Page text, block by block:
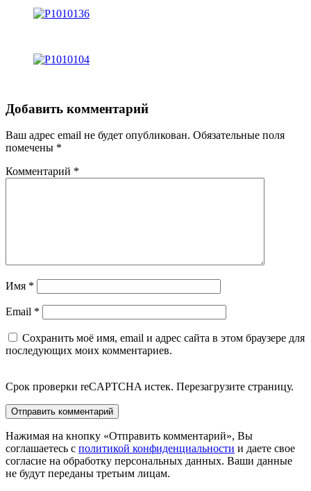
Добавить комментарий
Ваш адрес email не будет опубликован. Обязательные поля
помечены *
Комментарий *
Имя *
Email *
Сохранить моё имя, email и адрес сайта в этом браузере для
последующих моих комментариев.
Срок проверки reCAPTCHA истек. Перезагрузите страницу.
Нажимая на кнопку «Отправить комментарий», Вы
соглашаетесь с политикой конфиденциальности и даете свое
согласие на обработку персональных данных. Ваши данные
не будут переданы третьим лицам.